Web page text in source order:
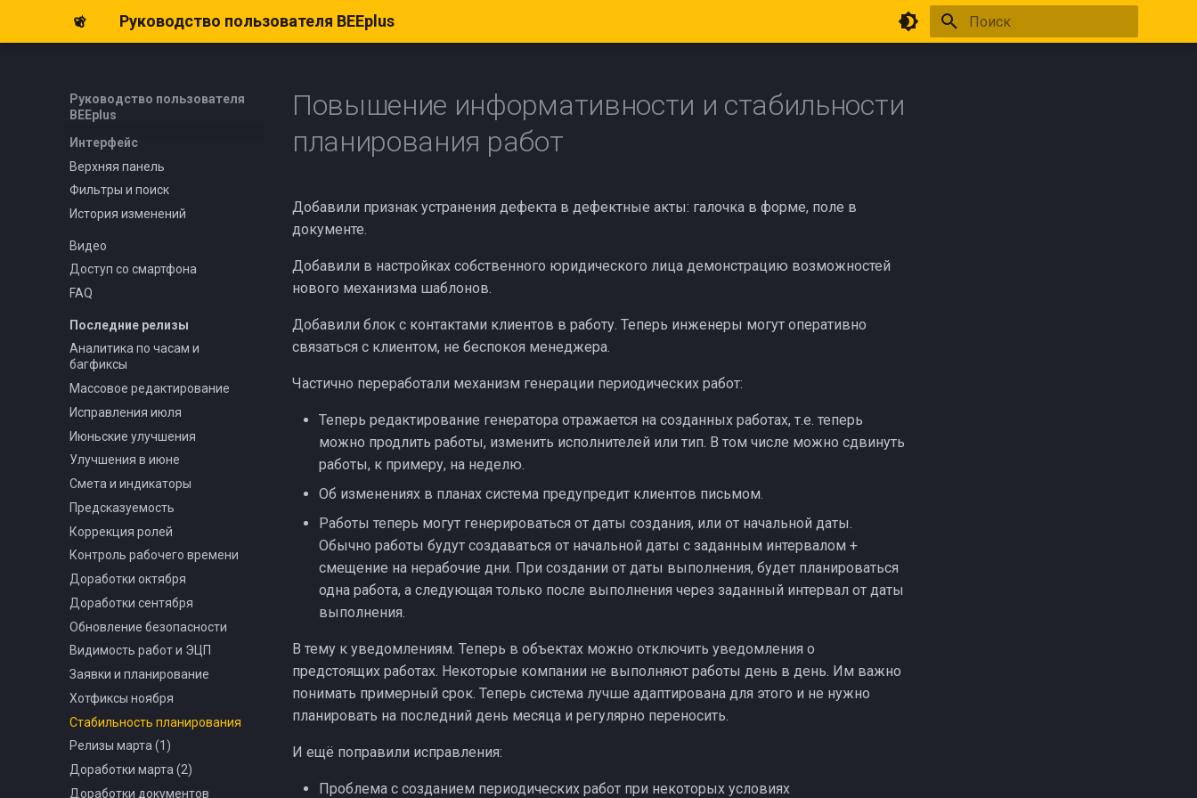
Руководство пользователя BEEplus
Руководство пользователя
BEEplus
Базовые настройки
Уведомления
Интерфейс
Верхняя панель
Фильтры и поиск
История изменений
Видео
Доступ со смартфона
FAQ
Последние релизы
Аналитика по часам и
багфиксы
Массовое редактирование
Исправления июля
Июньские улучшения
Улучшения в июне
Смета и индикаторы
Предсказуемость
Коррекция ролей
Контроль рабочего времени
Доработки октября
Доработки сентября
Обновление безопасности
Видимость работ и ЭЦП
Заявки и планирование
Хотфиксы ноября
Стабильность планирования
Релизы марта (1)
Доработки марта (2)
Доработки документов
Повышение информативности и стабильности
планирования работ
Добавили признак устранения дефекта в дефектные акты: галочка в форме, поле в
документе.
Добавили в настройках собственного юридического лица демонстрацию возможностей
нового механизма шаблонов.
Добавили блок с контактами клиентов в работу. Теперь инженеры могут оперативно
связаться с клиентом, не беспокоя менеджера.
Частично переработали механизм генерации периодических работ:
Теперь редактирование генератора отражается на созданных работах, т.е. теперь
можно продлить работы, изменить исполнителей или тип. В том числе можно сдвинуть
работы, к примеру, на неделю.
Об изменениях в планах система предупредит клиентов письмом.
Работы теперь могут генерироваться от даты создания, или от начальной даты.
Обычно работы будут создаваться от начальной даты с заданным интервалом +
смещение на нерабочие дни. При создании от даты выполнения, будет планироваться
одна работа, а следующая только после выполнения через заданный интервал от даты
выполнения.
В тему к уведомлениям. Теперь в объектах можно отключить уведомления о
предстоящих работах. Некоторые компании не выполняют работы день в день. Им важно
понимать примерный срок. Теперь система лучше адаптирована для этого и не нужно
планировать на последний день месяца и регулярно переносить.
И ещё поправили исправления:
Проблема с созданием периодических работ при некоторых условиях